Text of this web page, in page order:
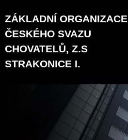
ZÁKLADNÍ ORGANIZACE
ČESKÉHO SVAZU
CHOVATELŮ, Z.S
STRAKONICE I.